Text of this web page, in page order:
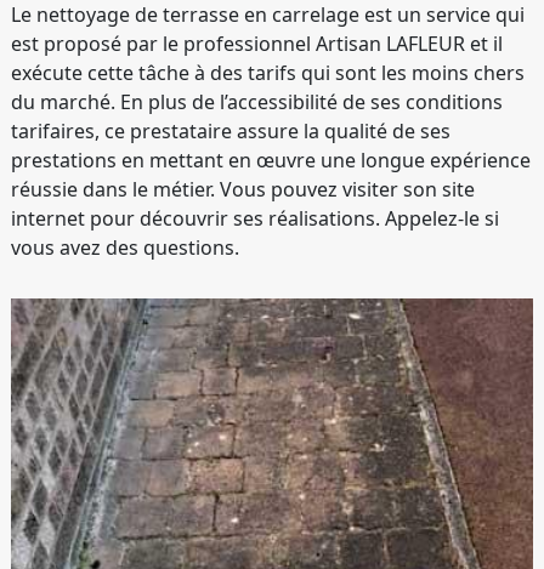
Le nettoyage de terrasse en carrelage est un service qui
est proposé par le professionnel Artisan LAFLEUR et il
exécute cette tâche à des tarifs qui sont les moins chers
du marché. En plus de l’accessibilité de ses conditions
tarifaires, ce prestataire assure la qualité de ses
prestations en mettant en œuvre une longue expérience
réussie dans le métier. Vous pouvez visiter son site
internet pour découvrir ses réalisations. Appelez-le si
vous avez des questions.